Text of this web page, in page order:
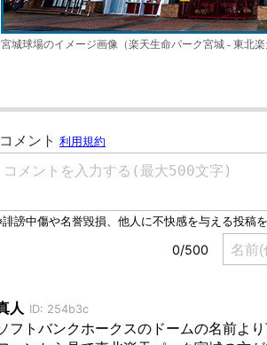
宮城球場のイメージ画像（楽天生命パーク宮城 - 東北